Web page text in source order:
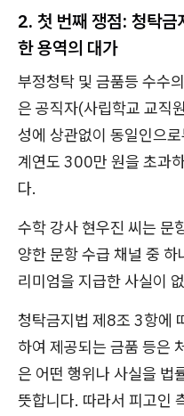
2. 첫 번째 쟁점: 청탁
한 용역의 대가
부정청탁 및 금품등 수수
은 공직자(사립학교 교직
성에 상관없이 동일인으
계연도 300만 원을 초과
다.
수학 강사 현우진 씨는 문
양한 문항 수급 채널 중
리미엄을 지급한 사실이
청탁금지법 제8조 3항에
하여 제공되는 금품 등은
은 어떤 행위나 사실을 법
뜻합니다. 따라서 피고인